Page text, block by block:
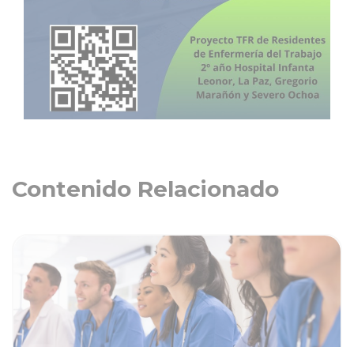
Contenido Relacionado
Ver noticia